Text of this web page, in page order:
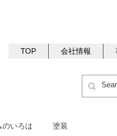
TOP 会社情報
のいろは 塗装